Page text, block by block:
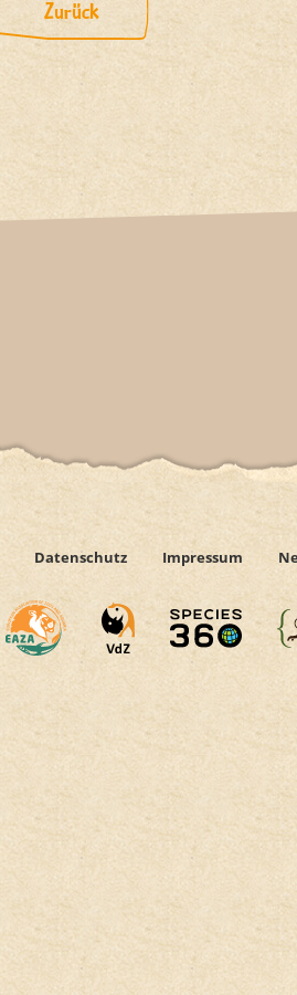
Zurück
Datenschutz Impressum